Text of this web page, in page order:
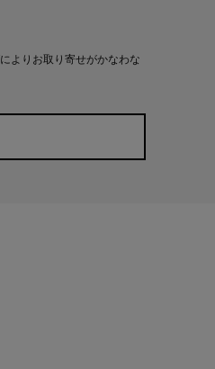
よりお取り寄せがかなわな